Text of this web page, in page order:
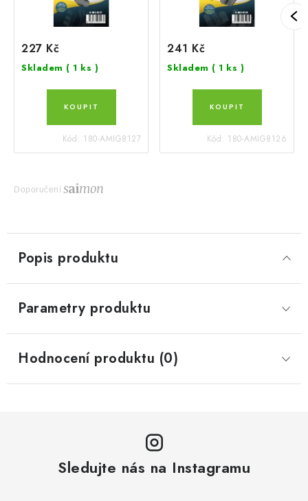
227 Kč
Skladem ( 1 ks )
Kód: 180-AMIG8127
241 Kč
Skladem ( 1 ks )
Kód: 180-AMIG8126
Doporučení
Popis produktu
Parametry produktu
Hodnocení produktu (0)
Sledujte nás na Instagramu